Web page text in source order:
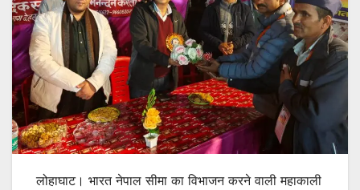
लोहाघाट। भारत नेपाल सीमा का विभाजन करने वाली महाकाली